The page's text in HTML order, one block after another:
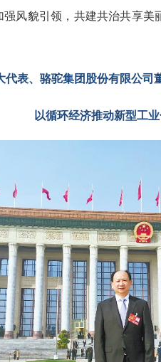
风貌引领，共建共治共享
代表、骆驼集团股份有限公
以循环经济推动新型工